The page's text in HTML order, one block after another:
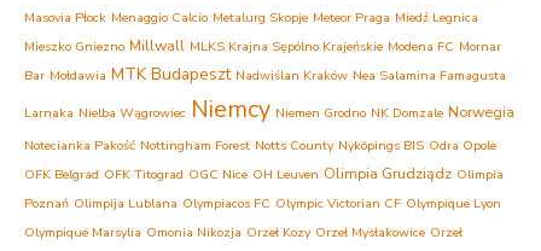
Masovia Płock Menaggio Calcio Metalurg Skopje Meteor Praga Miedź Legnica
Mieszko Gniezno Millwall MLKS Krajna Sępólno Krajeńskie Modena FC Mornar
Bar Mołdawia MTK Budapeszt Nadwiślan Kraków Nea Salamina Famagusta
Larnaka Nielba Wągrowiec Niemcy Niemen Grodno NK Domzale Norwegia
Notecianka Pakość Nottingham Forest Notts County Nyköpings BIS Odra Opole
OFK Belgrad OFK Titograd OGC Nice OH Leuven Olimpia Grudziądz Olimpia
Poznań Olimpija Lublana Olympiacos FC Olympic Victorian CF Olympique Lyon
Olympique Marsylia Omonia Nikozja Orzeł Kozy Orzeł Mysłakowice Orzeł